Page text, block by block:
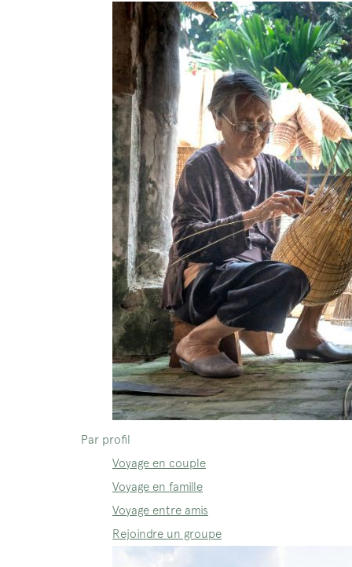
Par profil
Voyage en couple
Voyage en famille
Voyage entre amis
Rejoindre un groupe